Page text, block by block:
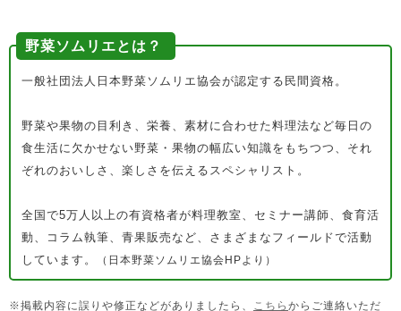
野菜ソムリエとは？
一般社団法人日本野菜ソムリエ協会が認定する民間資格。
野菜や果物の目利き、栄養、素材に合わせた料理法など毎日の
食生活に欠かせない野菜・果物の幅広い知識をもちつつ、それ
ぞれのおいしさ、楽しさを伝えるスペシャリスト。
全国で5万人以上の有資格者が料理教室、セミナー講師、食育活
動、コラム執筆、青果販売など、さまざまなフィールドで活動
しています。
（日本野菜ソムリエ協会HPより）
※掲載内容に誤りや修正などがありましたら、 こちら からご連絡いただ